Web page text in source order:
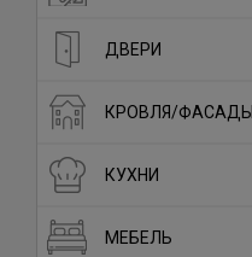
ДВЕРИ
КРОВЛЯ/ФАСАДЫ
КУХНИ
МЕБЕЛЬ